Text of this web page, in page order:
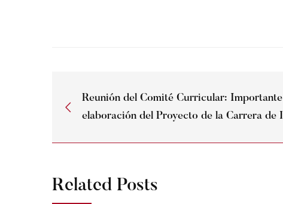
Reunión del Comité Curricular: Importante
elaboración del Proyecto de la Carrera de
Related Posts